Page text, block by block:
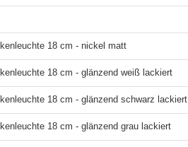
18 cm - nickel matt
18 cm - glänzend weiß lackiert
18 cm - glänzend schwarz lackiert
18 cm - glänzend grau lackiert